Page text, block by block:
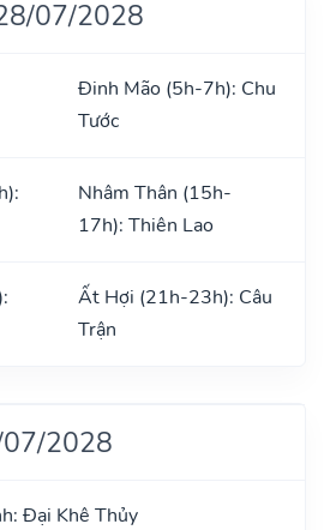
07/2028
Đinh Mão (5h-7h): Chu
Tước
Nhâm Thân (15h-
17h): Thiên Lao
Ất Hợi (21h-23h): Câu
Trận
2028
Đại Khê Thủy